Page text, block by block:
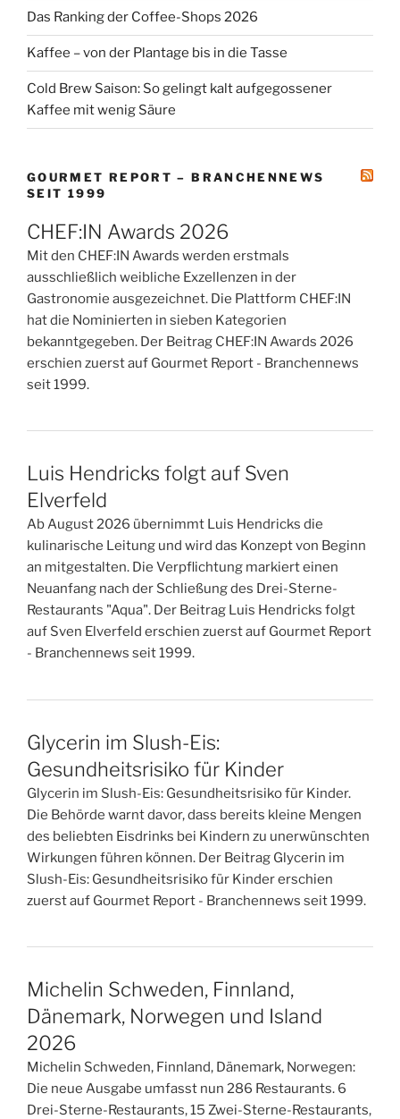
Das Ranking der Coffee-Shops 2026
Kaffee – von der Plantage bis in die Tasse
Cold Brew Saison: So gelingt kalt aufgegossener
Kaffee mit wenig Säure
GOURMET REPORT – BRANCHENNEWS
SEIT 1999
CHEF:IN Awards 2026
Mit den CHEF:IN Awards werden erstmals
ausschließlich weibliche Exzellenzen in der
Gastronomie ausgezeichnet. Die Plattform CHEF:IN
hat die Nominierten in sieben Kategorien
bekanntgegeben. Der Beitrag CHEF:IN Awards 2026
erschien zuerst auf Gourmet Report - Branchennews
seit 1999.
Luis Hendricks folgt auf Sven
Elverfeld
Ab August 2026 übernimmt Luis Hendricks die
kulinarische Leitung und wird das Konzept von Beginn
an mitgestalten. Die Verpflichtung markiert einen
Neuanfang nach der Schließung des Drei-Sterne-
Restaurants "Aqua". Der Beitrag Luis Hendricks folgt
auf Sven Elverfeld erschien zuerst auf Gourmet Report
- Branchennews seit 1999.
Glycerin im Slush-Eis:
Gesundheitsrisiko für Kinder
Glycerin im Slush-Eis: Gesundheitsrisiko für Kinder.
Die Behörde warnt davor, dass bereits kleine Mengen
des beliebten Eisdrinks bei Kindern zu unerwünschten
Wirkungen führen können. Der Beitrag Glycerin im
Slush-Eis: Gesundheitsrisiko für Kinder erschien
zuerst auf Gourmet Report - Branchennews seit 1999.
Michelin Schweden, Finnland,
Dänemark, Norwegen und Island
2026
Michelin Schweden, Finnland, Dänemark, Norwegen:
Die neue Ausgabe umfasst nun 286 Restaurants. 6
Drei-Sterne-Restaurants, 15 Zwei-Sterne-Restaurants,